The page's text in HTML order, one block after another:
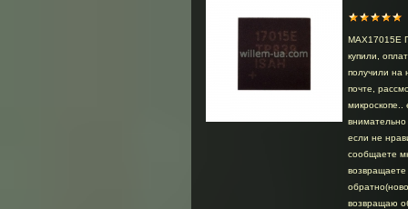
MAX17015E
купили,
получили на
почте,
микроскопе..
внимательно
если не
сообщаете
возвращаете
возвращаю